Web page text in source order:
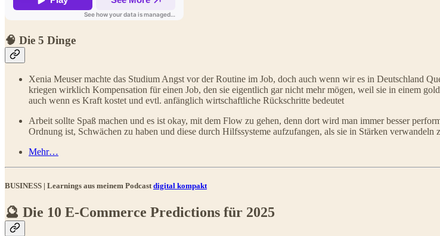
🧠 Die 5 Dinge
Xenia Meuser machte das Studium Angst vor der Routine im Job, doch auch wenn wir es in Deutschland
kriegen wirklich Kompensation für einen Job, den sie eigentlich gar nicht mehr mögen, weil sie in einem
auch wenn es Kraft kostet und evtl. anfänglich wirtschaftliche Rückschritte bedeutet
Arbeit sollte Spaß machen und es ist okay, mit dem Flow zu gehen, denn dort wird man immer besser
Ordnung ist, Schwächen zu haben und diese durch Hilfssysteme aufzufangen, als sie in Stärken
Mehr…
BUSINESS | Learnings aus meinem Podcastdigital kompakt
🔮 Die 10 E-Commerce Predictions für 2025